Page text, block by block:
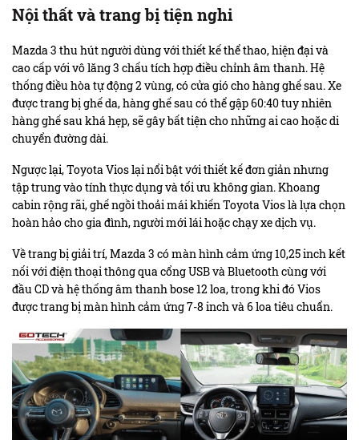
Nội thất và trang bị tiện nghi
Mazda 3 thu hút người dùng với thiết kế thể thao, hiện đại và
cao cấp với vô lăng 3 chấu tích hợp điều chỉnh âm thanh. Hệ
thống điều hòa tự động 2 vùng, có cửa gió cho hàng ghế sau. Xe
được trang bị ghế da, hàng ghế sau có thể gập 60:40 tuy nhiên
hàng ghế sau khá hẹp, sẽ gây bất tiện cho những ai cao hoặc di
chuyển đường dài.
Ngược lại, Toyota Vios lại nổi bật với thiết kế đơn giản nhưng
tập trung vào tính thực dụng và tối ưu không gian. Khoang
cabin rộng rãi, ghế ngồi thoải mái khiến Toyota Vios là lựa chọn
hoàn hảo cho gia đình, người mới lái hoặc chạy xe dịch vụ.
Về trang bị giải trí, Mazda 3 có màn hình cảm ứng 10,25 inch kết
nối với điện thoại thông qua cổng USB và Bluetooth cùng với
đầu CD và hệ thống âm thanh bose 12 loa, trong khi đó Vios
được trang bị màn hình cảm ứng 7-8 inch và 6 loa tiêu chuẩn.